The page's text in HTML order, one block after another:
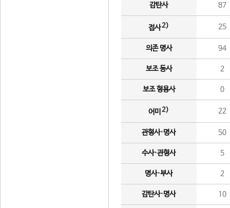
감탄사 87
접사2) 25
의존 명사 94
보조 동사 2
보조 형용사 0
어미 2) 22
관형사·명사 50
수사·관형사 5
명사·부사 2
감탄사·명사 10